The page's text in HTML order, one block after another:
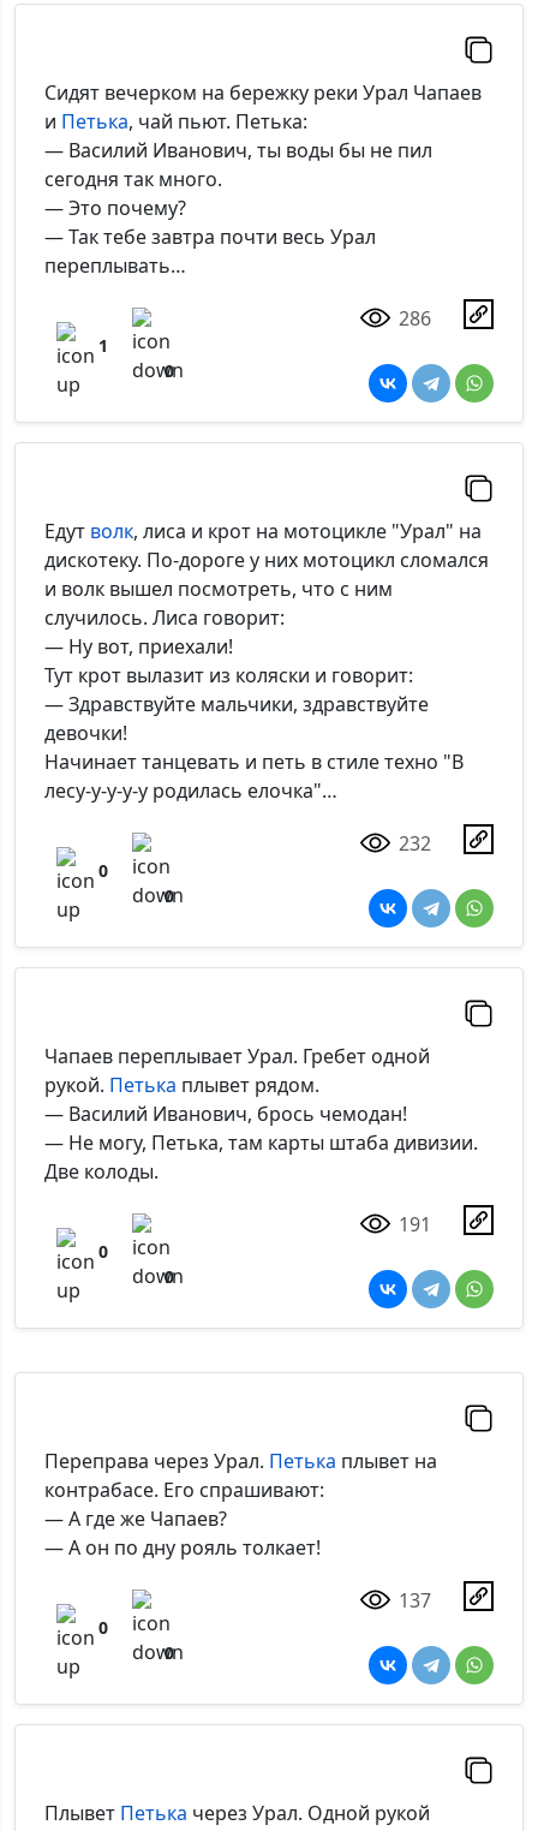
Сидят вечерком на бережку реки Урал Чапаев
и Петька, чай пьют. Петька:
— Василий Иванович, ты воды бы не пил
сегодня так много.
— Это почему?
— Так тебе завтра почти весь Урал
переплывать…
1
0
286
Едут волк, лиса и крот на мотоцикле "Урал" на
дискотеку. По-дороге у них мотоцикл сломался
и волк вышел посмотреть, что с ним
случилось. Лиса говорит:
— Ну вот, приехали!
Тут крот вылазит из коляски и говорит:
— Здравствуйте мальчики, здравствуйте
девочки!
Начинает танцевать и петь в стиле техно "В
лесу-у-у-у-у родилась елочка"…
0
0
232
Чапаев переплывает Урал. Гребет одной
рукой. Петька плывет рядом.
— Василий Иванович, брось чемодан!
— Не могу, Петька, там карты штаба дивизии.
Две колоды.
0
0
191
Переправа через Урал. Петька плывет на
контрабасе. Его спрашивают:
— А где же Чапаев?
— А он по дну рояль толкает!
0
0
137
Плывет Петька через Урал. Одной рукой